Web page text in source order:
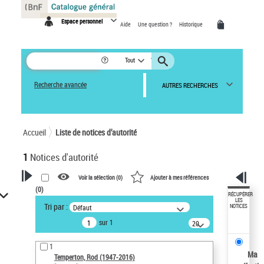
Espace personnel Aide Une question ? Historique
Tout
Recherche avancée AUTRES RECHERCHES
Accueil Liste de notices d’autorité
1 Notices d'autorité
VOTRE RECHERCHE
Recherche avancée dans les
notices d’autorité
Œuvres liées à l'auteur :
Temperton, Rod (1947-2016)
Voir la sélection (0) Ajouter à mes références
(0)
Tri par : Défaut
sur 1
20
résultats/page
1
Temperton, Rod (1947-2016)
RÉCUPÉRER
LES
NOTICES
Ma
Panneau de gestion des cookies